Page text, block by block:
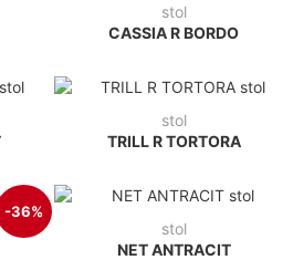
stol
CASSIA R BORDO
stol
TRILL R TORTORA
-36%
stol
NET ANTRACIT